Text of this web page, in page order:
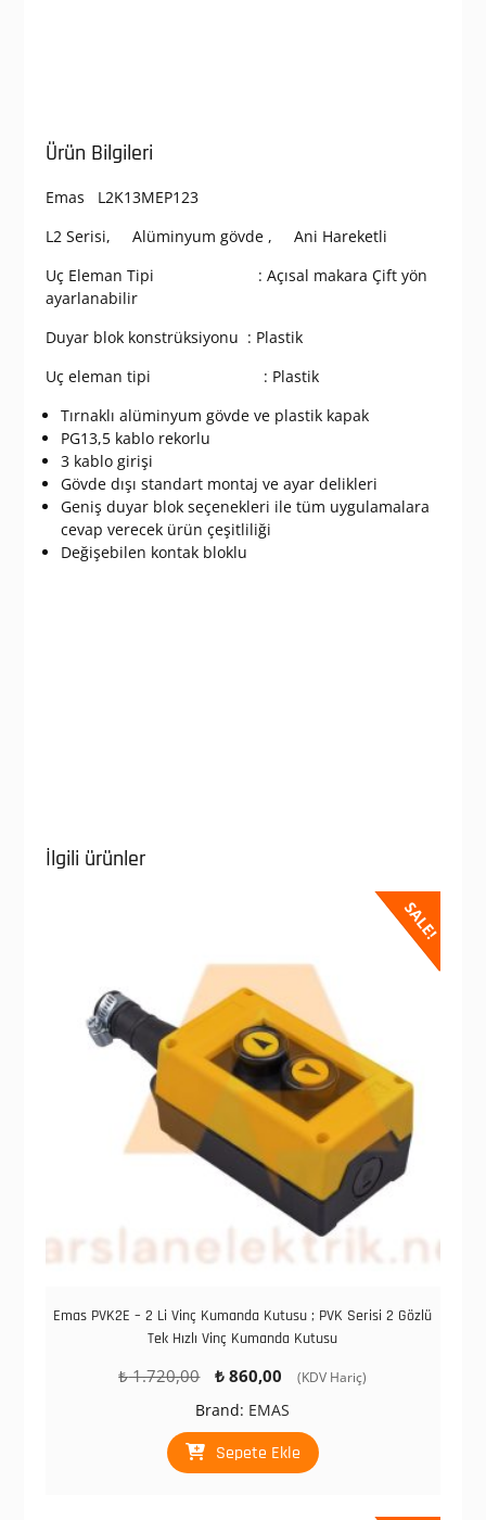
Ürün Bilgileri
Emas L2K13MEP123
L2 Serisi, Alüminyum gövde , Ani Hareketli
Uç Eleman Tipi : Açısal makara Çift yön
ayarlanabilir
Duyar blok konstrüksiyonu : Plastik
Uç eleman tipi : Plastik
Tırnaklı alüminyum gövde ve plastik kapak
PG13,5 kablo rekorlu
3 kablo girişi
Gövde dışı standart montaj ve ayar delikleri
Geniş duyar blok seçenekleri ile tüm uygulamalara
cevap verecek ürün çeşitliliği
Değişebilen kontak bloklu
İlgili ürünler
SALE!
Emas PVK2E – 2 Li Vinç Kumanda Kutusu ; PVK Serisi 2 Gözlü
Tek Hızlı Vinç Kumanda Kutusu
₺1.720,00
Orijinal
fiyat:
₺ 1.720,00.
₺ 860,00
Şu
₺ 860,00.
(KDV Hariç)
Brand: EMAS
Sepete Ekle